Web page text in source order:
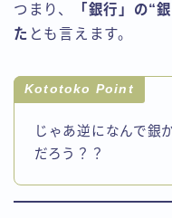
つまり、
「銀行」の“
た とも言えます。
Kototoko Point
じゃあ逆になんで銀
だろう？？